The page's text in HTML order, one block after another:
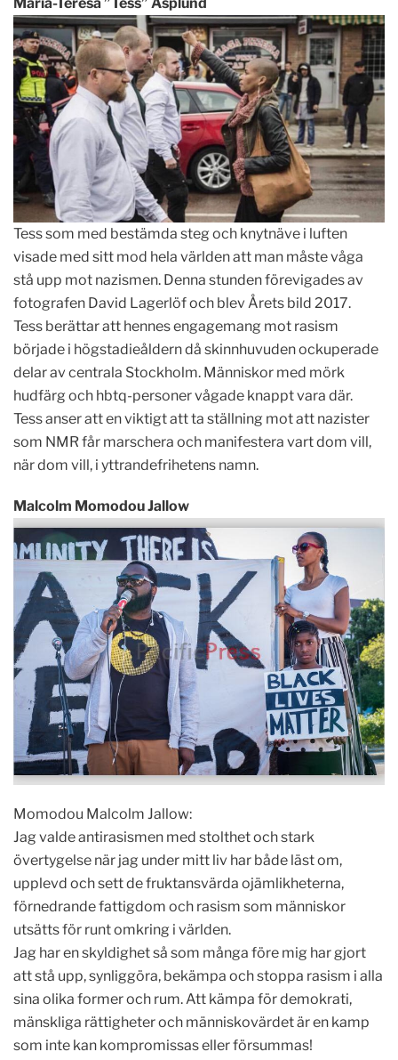
Tess som med bestämda steg och knytnäve i luften
visade med sitt mod hela världen att man måste våga
stå upp mot nazismen. Denna stunden förevigades av
fotografen David Lagerlöf och blev Årets bild 2017.
Tess berättar att hennes engagemang mot rasism
började i högstadieåldern då skinnhuvudenockuperade
delar av centrala Stockholm. Människor med mörk
hudfärg och hbtq-personer vågade knappt vara där.
Tess anser att en viktigt att ta ställning mot att nazister
som NMR får marschera och manifestera vart dom vill,
när dom vill, i yttrandefrihetens namn.
Malcolm Momodou Jallow
Momodou Malcolm Jallow:
Jag valde antirasismen med stolthet och stark
övertygelse när jag under mitt liv har både läst om,
upplevd och sett de fruktansvärda ojämlikheterna,
förnedrande fattigdom och rasism som människor
utsätts för runt omkring i världen.
Jag har en skyldighet så som många före mig har gjort
att stå upp, synliggöra, bekämpa och stoppa rasism i alla
sina olika former och rum. Att kämpa för demokrati,
mänskliga rättigheter och människovärdet är en kamp
som inte kan kompromissas eller försummas!